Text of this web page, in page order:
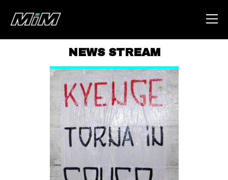
ABOUT
AREA
DEGENERAZIONE
GAZA FREESTYLE
NEWS STREAM